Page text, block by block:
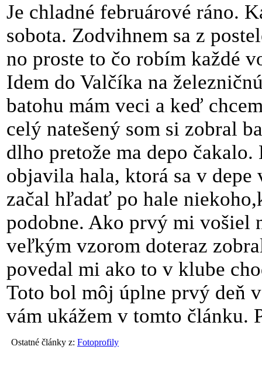
Je chladné februárové ráno.
sobota. Zodvihnem sa z
no proste to čo robím každé
Idem do Valčíka na
batohu mám veci a keď
celý natešený som si zobral
dlho pretože ma depo
objavila hala, ktorá sa v
začal hľadať po hale
podobne. Ako prvý mi vošiel
veľkým vzorom doteraz
povedal mi ako to v klube
Toto bol môj úplne prvý deň
vám ukážem v tomto článku.
Ostatné články z: Fotoprofily